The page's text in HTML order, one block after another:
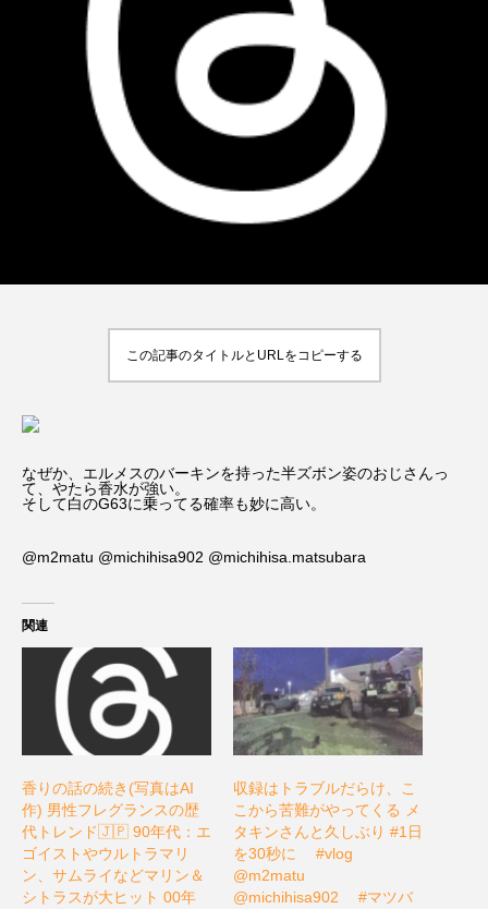
この記事のタイトルとURLをコピーする
なぜか、エルメスのバーキンを持った半ズボン姿のおじさんっ
て、やたら香水が強い。
そして白のG63に乗ってる確率も妙に高い。
@m2matu @michihisa902 @michihisa.matsubara
関連
香りの話の続き(写真はAI
作) 男性フレグランスの歴
代トレンド🇯🇵 90年代：エ
ゴイストやウルトラマリ
ン、サムライなどマリン＆
シトラスが大ヒット 00年
収録はトラブルだらけ、こ
こから苦難がやってくる メ
タキンさんと久しぶり #1日
を30秒に ⠀ #vlog⠀
@m2matu ⠀
@michihisa902 ⠀ #マツバ